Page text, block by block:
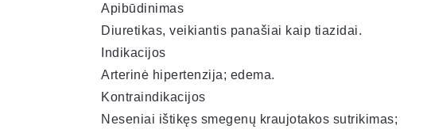
Apibūdinimas
Diuretikas, veikiantis panašiai kaip tiazidai.
Indikacijos
Arterinė hipertenzija; edema.
Kontraindikacijos
Neseniai ištikęs smegenų kraujotakos sutrikimas;